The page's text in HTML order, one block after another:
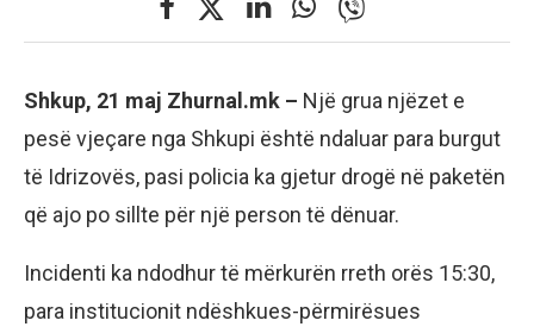
Shkup, 21 maj Zhurnal.mk – Një grua njëzet e
pesë vjeçare nga Shkupi është ndaluar para burgut
të Idrizovës, pasi policia ka gjetur drogë në paketën
që ajo po sillte për një person të dënuar.
Incidenti ka ndodhur të mërkurën rreth orës 15:30,
para institucionit ndëshkues-përmirësues